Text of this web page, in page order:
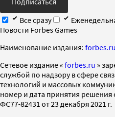
Все сразу
Новости Forbes Games
Наименование издания: forbes.ru
Cетевое издание « forbes.ru »
службой по надзору в сфере
технологий и массовых
номер и дата принятия
ФС77-82431 от 23 декабря 2021 г.